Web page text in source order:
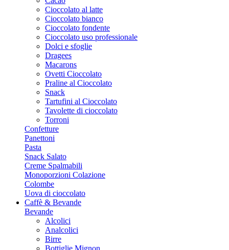
Cioccolato al latte
Cioccolato bianco
Cioccolato fondente
Cioccolato uso professionale
Dolci e sfoglie
Dragees
Macarons
Ovetti Cioccolato
Praline al Cioccolato
Snack
Tartufini al Cioccolato
Tavolette di cioccolato
Torroni
Confetture
Panettoni
Pasta
Snack Salato
Creme Spalmabili
Monoporzioni Colazione
Colombe
Uova di cioccolato
Caffè & Bevande
Bevande
Alcolici
Analcolici
Birre
Bottiglie Mignon